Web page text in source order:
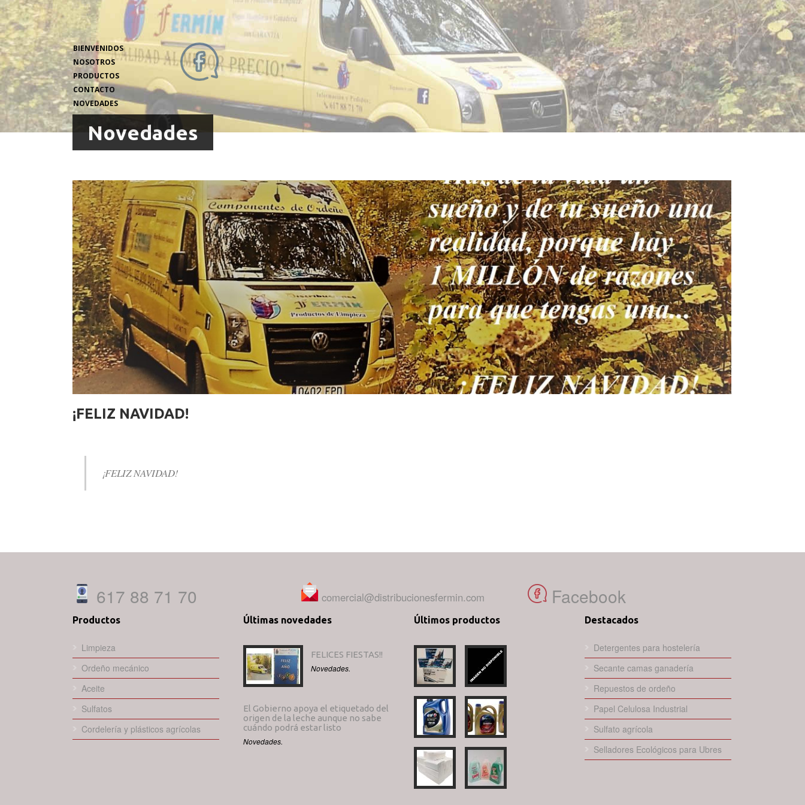
BIENVENIDOS
NOSOTROS
PRODUCTOS
CONTACTO
NOVEDADES
Novedades
¡FELIZ NAVIDAD!
¡FELIZ NAVIDAD!
617 88 71 70 comercial@distribucionesfermin.com Facebook
Productos
Limpieza
Ordeño mecánico
Aceite
Sulfatos
Cordelería y plásticos agrícolas
Últimas novedades
FELICES FIESTAS!!
Novedades.
El Gobierno apoya el etiquetado del
origen de la leche aunque no sabe
cuándo podrá estar listo
Novedades.
Últimos productos Destacados
Detergentes para hostelería
Secante camas ganadería
Repuestos de ordeño
Papel Celulosa Industrial
Sulfato agrícola
Selladores Ecológicos para Ubres